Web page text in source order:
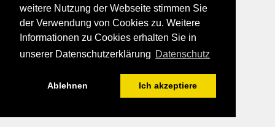
weitere Nutzung der Webseite stimmen Sie
der Verwendung von Cookies zu. Weitere
Informationen zu Cookies erhalten Sie in
unserer Datenschutzerklärung Datenschutz
Ablehnen Ich akzeptiere